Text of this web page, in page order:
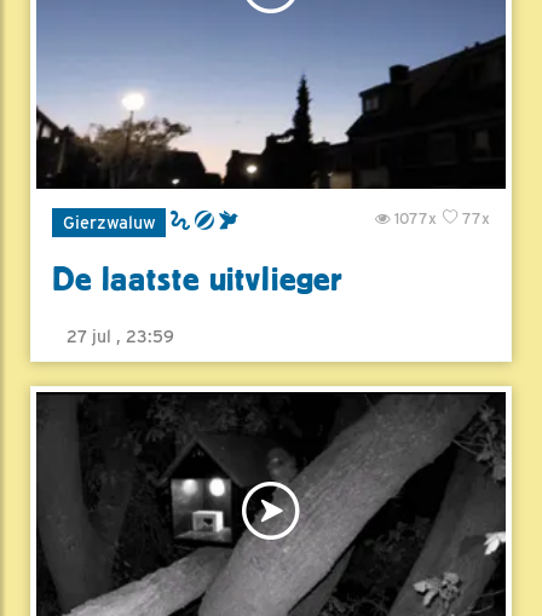
Gierzwaluw 77x
1077x
De laatste uitvlieger
27 jul , 23:59